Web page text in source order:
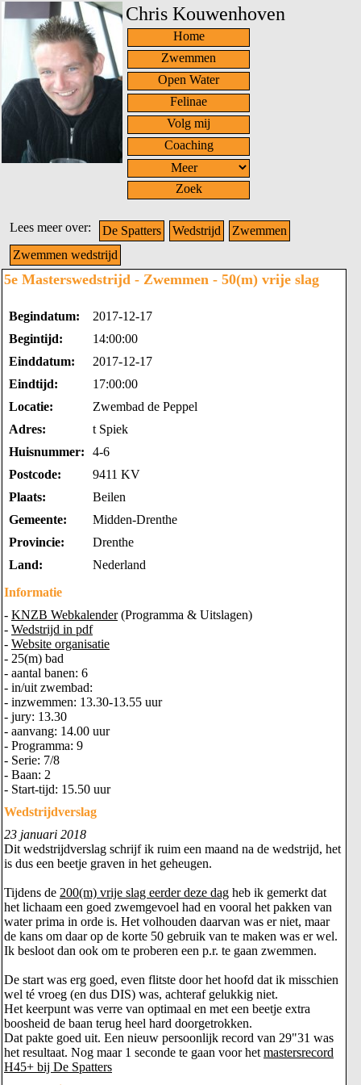
Chris Kouwenhoven
Home
Zwemmen
Open Water
Felinae
Volg mij
Coaching
Zoek
Lees meer over: De Spatters Wedstrijd
Zwemmen
Zwemmen wedstrijd
5e Masterswedstrijd - Zwemmen - 50(m) vrije slag
Begindatum:
2017-12-17
Begintijd:
14:00:00
Einddatum:
2017-12-17
Eindtijd:
17:00:00
Locatie:
Zwembad de Peppel
Adres:
t Spiek
Huisnummer:
4-6
Postcode:
9411 KV
Plaats:
Beilen
Gemeente:
Midden-Drenthe
Provincie:
Drenthe
Land:
Nederland
Informatie
- KNZB Webkalender(Programma & Uitslagen)
- Wedstrijd in pdf
- Website organisatie
- 25(m) bad
- aantal banen: 6
- in/uit zwembad:
- inzwemmen: 13.30-13.55 uur
- jury: 13.30
- aanvang: 14.00 uur
- Programma: 9
- Serie: 7/8
- Baan: 2
- Start-tijd: 15.50 uur
Wedstrijdverslag
23 januari 2018
Dit wedstrijdverslag schrijf ik ruim een maand na de wedstrijd, het
is dus een beetje graven in het geheugen.
Tijdens de 200(m) vrije slag eerder deze dag heb ik gemerkt dat
het lichaam een goed zwemgevoel had en vooral het pakken van
water prima in orde is. Het volhouden daarvan was er niet, maar
de kans om daar op de korte 50 gebruik van te maken was er wel.
Ik besloot dan ook om te proberen een p.r. te gaan zwemmen.
De start was erg goed, even flitste door het hoofd dat ik misschien
wel té vroeg (en dus DIS) was, achteraf gelukkig niet.
Het keerpunt was verre van optimaal en met een beetje extra
boosheid de baan terug heel hard doorgetrokken.
Dat pakte goed uit. Een nieuw persoonlijk record van 29"31 was
het resultaat. Nog maar 1 seconde te gaan voor het mastersrecord
H45+ bij De Spatters